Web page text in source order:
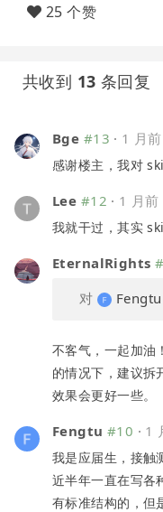
25 个赞
共收到 13 条回复
Bge #13 · 1 月前
感谢楼主，我对
Lee #12 · 1 月前
我就干过，其实
EternalRights
对 Fengtu
不客气，一起加油
的情况下，建议
效果会更好一些。
Fengtu #10 · 1
我是应届生，接触
近半年一直在写
有标准结构的，但